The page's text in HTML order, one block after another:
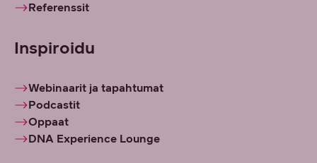
Referenssit
Inspiroidu
Webinaarit ja tapahtumat
Podcastit
Oppaat
DNA Experience Lounge